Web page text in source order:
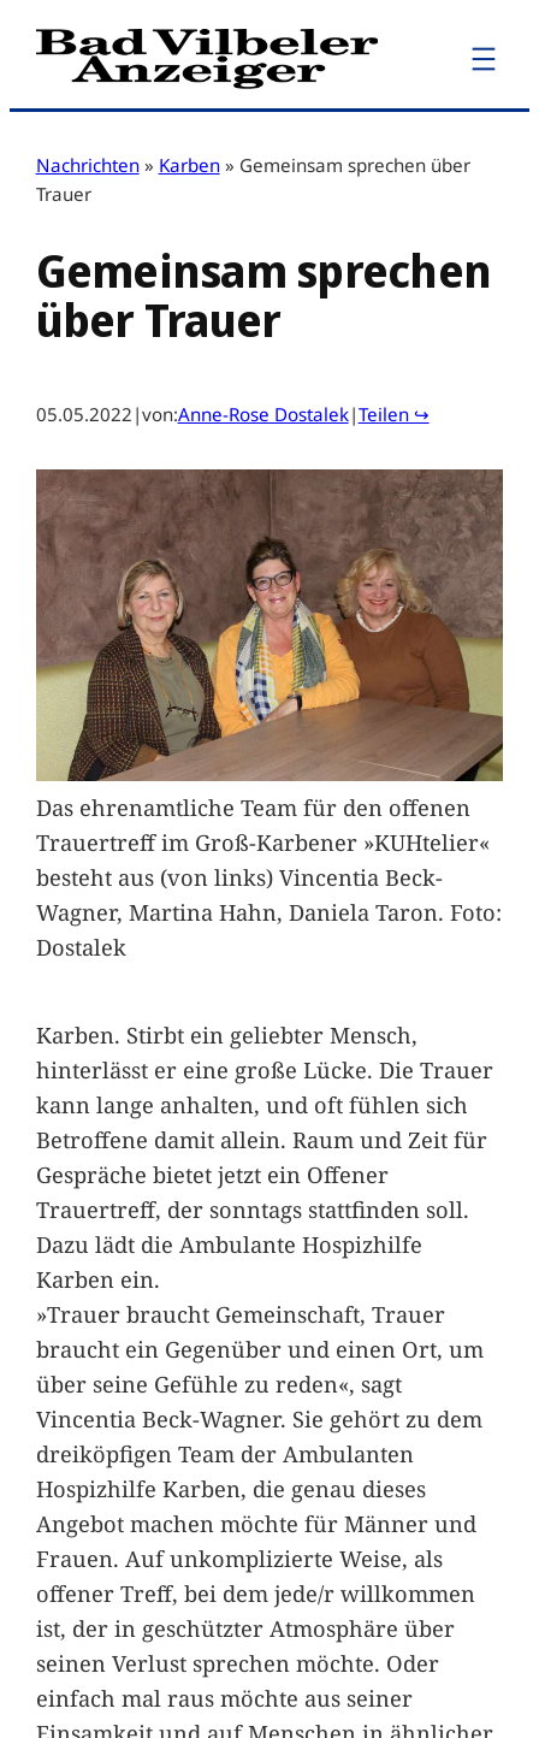
Zum
Inhalt
Nachrichten » Karben » Gemeinsam sprechen über
Trauer
Gemeinsam sprechen
über Trauer
05.05.2022 |von:Anne-Rose Dostalek|Teilen ↪
Das ehrenamtliche Team für den offenen
Trauertreff im Groß-Karbener »KUHtelier«
besteht aus (von links) Vincentia Beck-
Wagner, Martina Hahn, Daniela Taron. Foto:
Dostalek
Karben. Stirbt ein geliebter Mensch,
hinterlässt er eine große Lücke. Die Trauer
kann lange anhalten, und oft fühlen sich
Betroffene damit allein. Raum und Zeit für
Gespräche bietet jetzt ein Offener
Trauertreff, der sonntags stattfinden soll.
Dazu lädt die Ambulante Hospizhilfe
Karben ein.
»Trauer braucht Gemeinschaft, Trauer
braucht ein Gegenüber und einen Ort, um
über seine Gefühle zu reden«, sagt
Vincentia Beck-Wagner. Sie gehört zu dem
dreiköpfigen Team der Ambulanten
Hospizhilfe Karben, die genau dieses
Angebot machen möchte für Männer und
Frauen. Auf unkomplizierte Weise, als
offener Treff, bei dem jede/r willkommen
ist, der in geschützter Atmosphäre über
seinen Verlust sprechen möchte. Oder
einfach mal raus möchte aus seiner